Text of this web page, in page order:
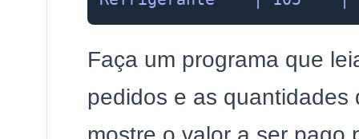
Faça um programa que
pedidos e as quantidades